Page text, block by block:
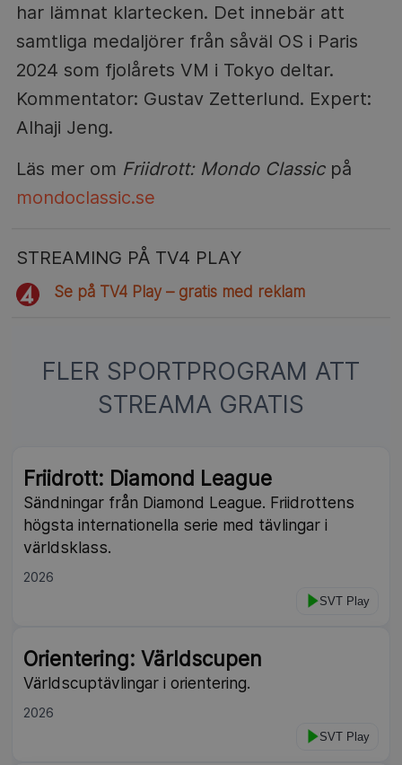
har lämnat klartecken. Det innebär att
samtliga medaljörer från såväl OS i Paris
2024 som fjolårets VM i Tokyo deltar.
Kommentator: Gustav Zetterlund. Expert:
Alhaji Jeng.
Läs mer om Friidrott: Mondo Classicpå
mondoclassic.se
STREAMING PÅ TV4 PLAY
Se på TV4 Play – gratis med reklam
FLER SPORTPROGRAM ATT
STREAMA GRATIS
Friidrott: Diamond League
Sändningar från Diamond League. Friidrottens
högsta internationella serie med tävlingar i
världsklass.
2026
SVT Play
Orientering: Världscupen
Världscuptävlingar i orientering.
2026
SVT Play